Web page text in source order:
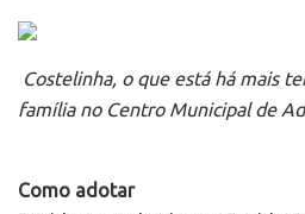
Costelinha, o que está há mais
família no Centro Municipal de
Como adotar